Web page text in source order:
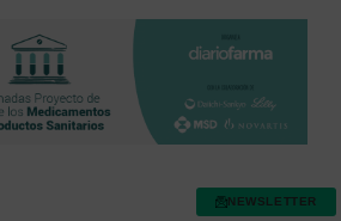
NEWSLETTER